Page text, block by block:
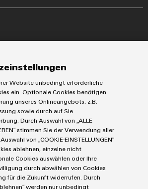
07
Website unbedingt erforderliche
ein. Optionale Cookies benötigen
unseres Onlineangebots, z.B.
sowie durch auf Sie
Durch Auswahl von „ALLE
stimmen Sie der Verwendung aller
von „COOKIE-EINSTELLUNGEN“
ablehnen, einzelne nicht
Cookies auswählen oder Ihre
durch abwählen von Cookies
für die Zukunft widerrufen. Durch
werden nur unbedingt